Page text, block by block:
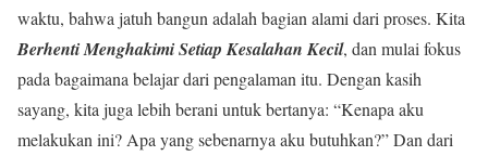
waktu, bahwa jatuh bangun adalah bagian alami dari proses. Kita
Berhenti Menghakimi Setiap Kesalahan Kecil, dan mulai fokus
pada bagaimana belajar dari pengalaman itu. Dengan kasih
sayang, kita juga lebih berani untuk bertanya: “Kenapa aku
melakukan ini? Apa yang sebenarnya aku butuhkan?” Dan dari